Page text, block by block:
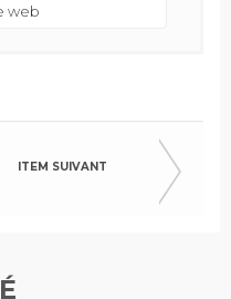
web
ITEM SUIVANT